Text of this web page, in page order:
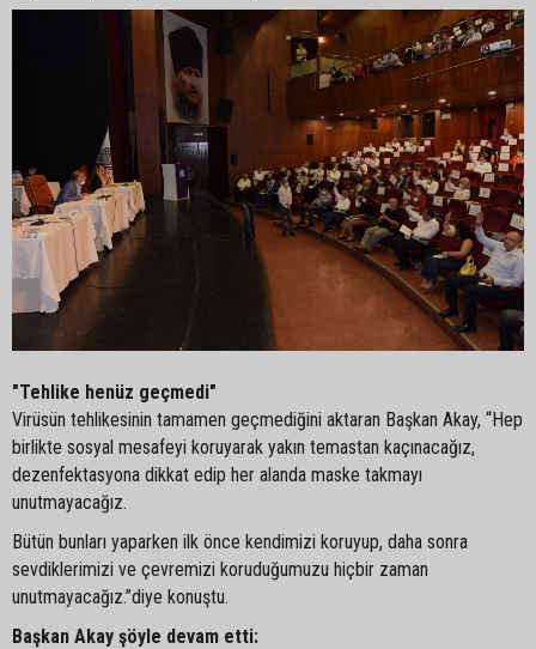
"Tehlike henüz geçmedi"
Virüsün tehlikesinin tamamen geçmediğini aktaran Başkan Akay, “Hep
birlikte sosyal mesafeyi koruyarak yakın temastan kaçınacağız,
dezenfektasyona dikkat edip her alanda maske takmayı
unutmayacağız.
Bütün bunları yaparken ilk önce kendimizi koruyup, daha sonra
sevdiklerimizi ve çevremizi koruduğumuzu hiçbir zaman
unutmayacağız.”diye konuştu.
Başkan Akay şöyle devam etti: